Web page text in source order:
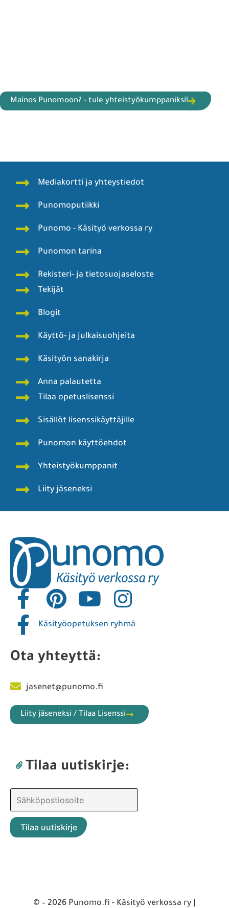
Mainos Punomoon? - tule yhteistyökumppaniksi!
Mediakortti ja yhteystiedot
Punomoputiikki
Punomo - Käsityö verkossa ry
Punomon tarina
Rekisteri- ja tietosuojaseloste
Tekijät
Blogit
Käyttö- ja julkaisuohjeita
Käsityön sanakirja
Anna palautetta
Tilaa opetuslisenssi
Sisällöt lisenssikäyttäjille
Punomon käyttöehdot
Yhteistyökumppanit
Liity jäseneksi
Käsityöopetuksen ryhmä
Ota yhteyttä:
jasenet@punomo.fi
Liity jäseneksi / Tilaa Lisenssi
Tilaa uutiskirje:
© – 2026 Punomo.fi - Käsityö verkossa ry |